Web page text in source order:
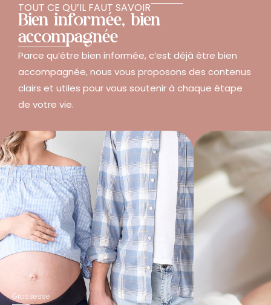
TOUT CE QU’IL FAUT SAVOIR
Bien informée, bien
accompagnée
Parce qu’être bien informée, c’est déjà être bien
accompagnée, nous vous proposons des contenus
clairs et utiles pour vous soutenir à chaque étape
de votre vie.
Grossesse